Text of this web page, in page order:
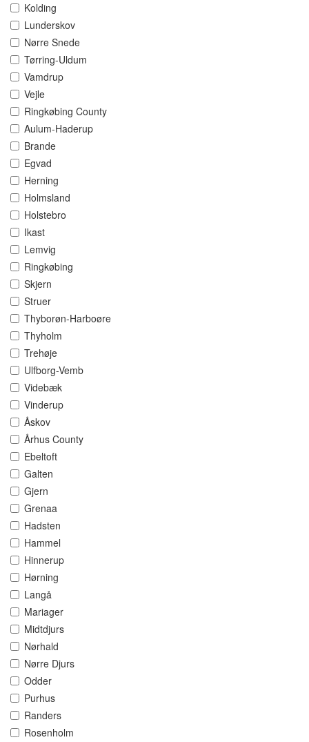
Kolding
Lunderskov
Nørre Snede
Tørring-Uldum
Vamdrup
Vejle
Ringkøbing County
Aulum-Haderup
Brande
Egvad
Herning
Holmsland
Holstebro
Ikast
Lemvig
Ringkøbing
Skjern
Struer
Thyborøn-Harboøre
Thyholm
Trehøje
Ulfborg-Vemb
Videbæk
Vinderup
Åskov
Århus County
Ebeltoft
Galten
Gjern
Grenaa
Hadsten
Hammel
Hinnerup
Hørning
Langå
Mariager
Midtdjurs
Nørhald
Nørre Djurs
Odder
Purhus
Randers
Rosenholm